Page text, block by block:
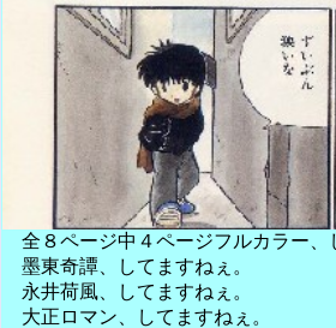
全８ページ中４ページフルカラー、
墨東奇譚、してますねぇ。
永井荷風、してますねぇ。
大正ロマン、してますねぇ。